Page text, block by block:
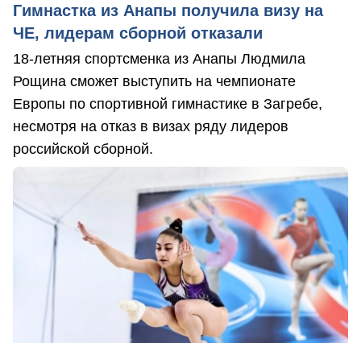
Гимнастка из Анапы получила визу на
ЧЕ, лидерам сборной отказали
18-летняя спортсменка из Анапы Людмила
Рощина сможет выступить на чемпионате
Европы по спортивной гимнастике в Загребе,
несмотря на отказ в визах ряду лидеров
российской сборной.